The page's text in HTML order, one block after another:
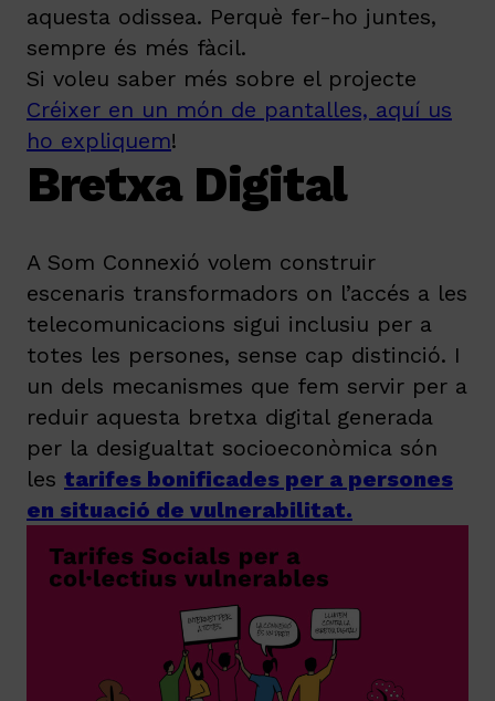
aquesta odissea. Perquè fer-ho juntes,
sempre és més fàcil.
Si voleu saber més sobre el projecte
Créixer en un món de pantalles, aquí us
ho expliquem!
Bretxa Digital
A Som Connexió volem construir
escenaris transformadors on l’accés a les
telecomunicacions sigui inclusiu per a
totes les persones, sense cap distinció. I
un dels mecanismes que fem servir per a
reduir aquesta bretxa digital generada
per la desigualtat socioeconòmica són
les tarifes bonificades per a persones
en situació de vulnerabilitat.